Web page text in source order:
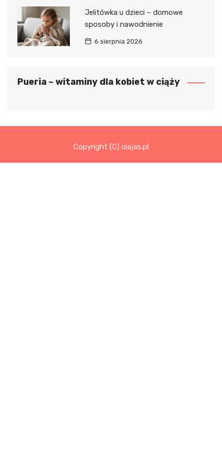
Jelitówka u dzieci – domowe
sposoby i nawodnienie
6 sierpnia 2026
Pueria – witaminy dla kobiet w ciąży
Copyright (C) olajas.pl